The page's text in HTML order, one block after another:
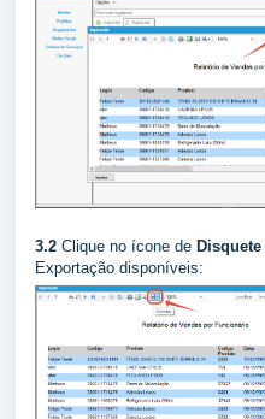
3.2 Clique no ícone de Disquete
Exportação disponíveis: